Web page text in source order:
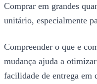
Comprar em grandes
unitário, especialmente
Compreender o que e
mudança ajuda a
facilidade de entrega em